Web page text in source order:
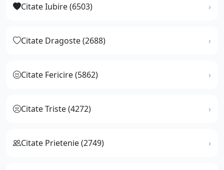
Citate Iubire (6503)
Citate Dragoste (2688)
Citate Fericire (5862)
Citate Triste (4272)
Citate Prietenie (2749)